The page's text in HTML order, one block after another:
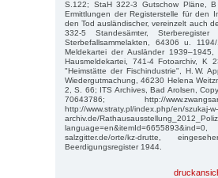
S.122; StaH 322-3 Gutschow Pläne,
Ermittlungen der Registerstelle für den
den Tod ausländischer, vereinzelt auch
332-5 Standesämter,
Sterbefallsammelakten, 64306 u.
Meldekartei der Ausländer
Hausmeldekartei, 741-4 Fotoarchiv, K
"Heimstätte der Fischindustrie", H. W.
Wiedergutmachung, 46230 Helena
2, S. 66; ITS Archives, Bad Arolsen,
70643786; http://
http://www.straty.pl/index.php/en/
archiv.de/
salzgitter.de/orte/kz-drutte,
Beerdigungsregister 1944.